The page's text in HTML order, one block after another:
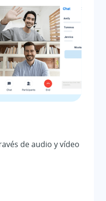
de audio y vídeo